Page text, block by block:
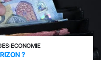
›ECONOMIE
?